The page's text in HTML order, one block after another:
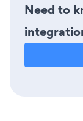
Need to